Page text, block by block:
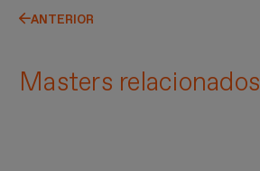
ANTERIOR
Masters relacionados